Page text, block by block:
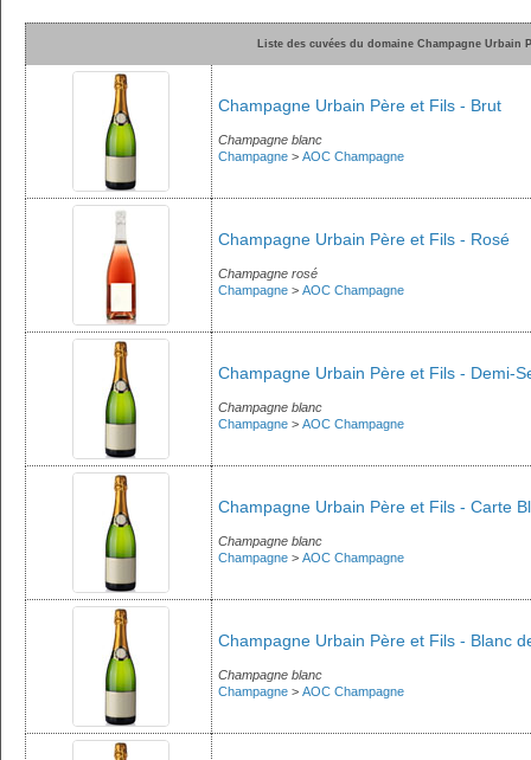
Liste des cuvées du domaine Champagne Urbain
Champagne Urbain Père et Fils - Brut
Champagne blanc
Champagne > AOC Champagne
Champagne Urbain Père et Fils - Rosé
Champagne rosé
Champagne > AOC Champagne
Champagne Urbain Père et Fils - Demi-
Champagne blanc
Champagne > AOC Champagne
Champagne Urbain Père et Fils - Carte
Champagne blanc
Champagne > AOC Champagne
Champagne Urbain Père et Fils - Blanc
Champagne blanc
Champagne > AOC Champagne